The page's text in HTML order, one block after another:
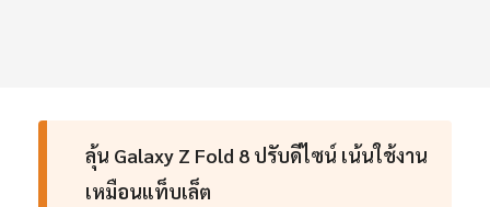
ลุ้น Galaxy Z Fold 8 ปรับดีไซน์ เน้นใช้งาน
เหมือนแท็บเล็ต